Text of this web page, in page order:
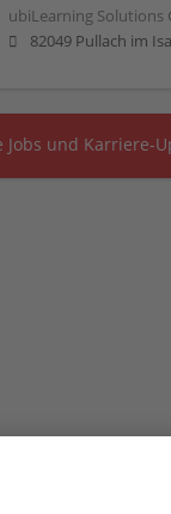
ubiLearning Solutions
82049 Pullach im
und Karriere-